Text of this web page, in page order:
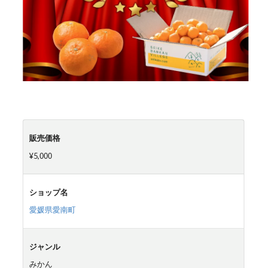
販売価格
¥5,000
ショップ名
愛媛県愛南町
ジャンル
みかん